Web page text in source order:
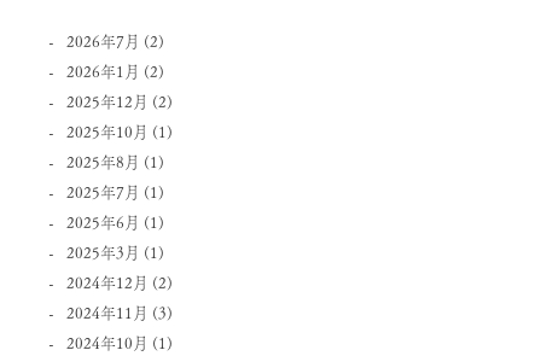
2026年7月 (2)
2026年1月 (2)
2025年12月 (2)
2025年10月 (1)
2025年8月 (1)
2025年7月 (1)
2025年6月 (1)
2025年3月 (1)
2024年12月 (2)
2024年11月 (3)
2024年10月 (1)